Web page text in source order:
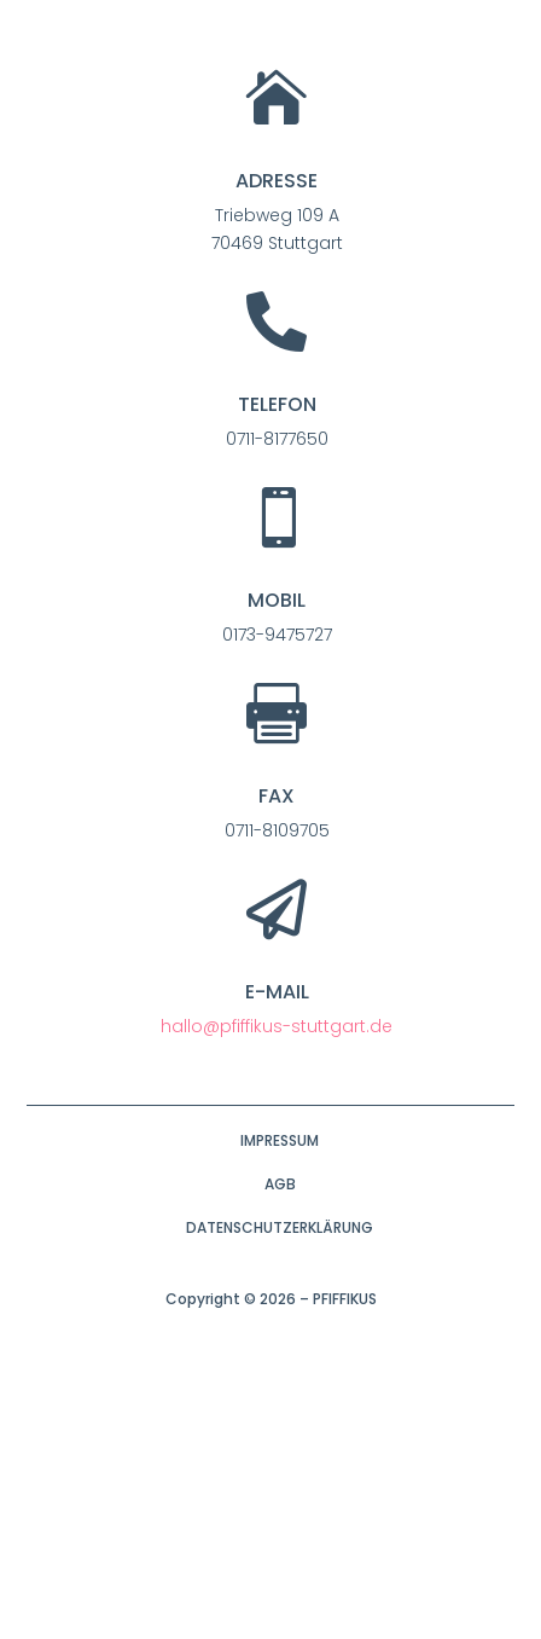

ADRESSE
Triebweg 109 A
70469 Stuttgart

TELEFON
0711-8177650

MOBIL
0173-9475727

FAX
0711-8109705

E-MAIL
hallo@pfiffikus-stuttgart.de
IMPRESSUM
AGB
DATENSCHUTZERKLÄRUNG
Copyright © 2026 – PFIFFIKUS